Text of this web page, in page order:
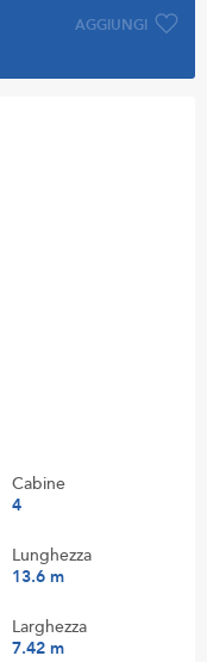
AGGIUNGI
Cabine
4
Lunghezza
13.6 m
Larghezza
7.42 m